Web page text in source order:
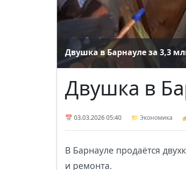
Двушка в Барнауле за 3,3
Двушка в
📅 03.03.2026 05:40 📁 Экономика
В Барнауле продаётся
и ремонта.